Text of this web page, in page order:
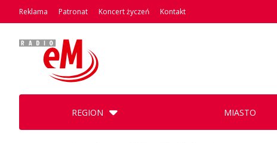
Reklama Patronat Koncert życzeń Kontakt
REGION MIASTO